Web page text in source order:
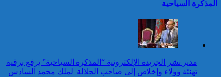
بالمناطق الحضرية خلال
برقية تهنئة إلى جلالة الملك
من المدير العام لمنظمة
وضعية إعاقة لم يبلغوا أي مستوى
كاريكاتير
المذكرة السياحية
مدير نشر الجريدة الإلكترونية “المذكرة السياحية” يرفع برقية
تهنئة وولاء وإخلاص إلى صاحب الجلالة الملك محمد السادس